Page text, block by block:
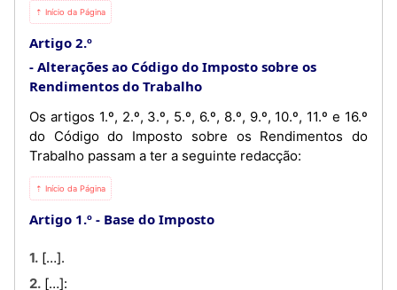
⇡ Início da Página
Artigo 2.º
Alterações ao Código do Imposto sobre os
Rendimentos do Trabalho
Os artigos 1.º, 2.º, 3.º, 5.º, 6.º, 8.º, 9.º, 10.º, 11.º e 16.º
do Código do Imposto sobre os Rendimentos do
Trabalho passam a ter a seguinte redacção:
⇡ Início da Página
Artigo 1.º Base do Imposto
1. […].
2. […]: